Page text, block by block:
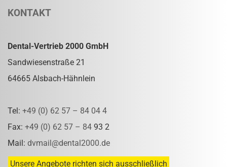
KONTAKT
Dental-Vertrieb 2000 GmbH
Sandwiesenstraße 21
64665 Alsbach-Hähnlein
Tel: +49 (0) 62 57 – 84 04 4
Fax: +49 (0) 62 57 – 84 93 2
Mail: dvmail@dental2000.de
Unsere Angebote richten sich ausschließlich